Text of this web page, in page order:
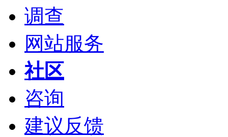
调查
网站服务
社区
咨询
建议反馈